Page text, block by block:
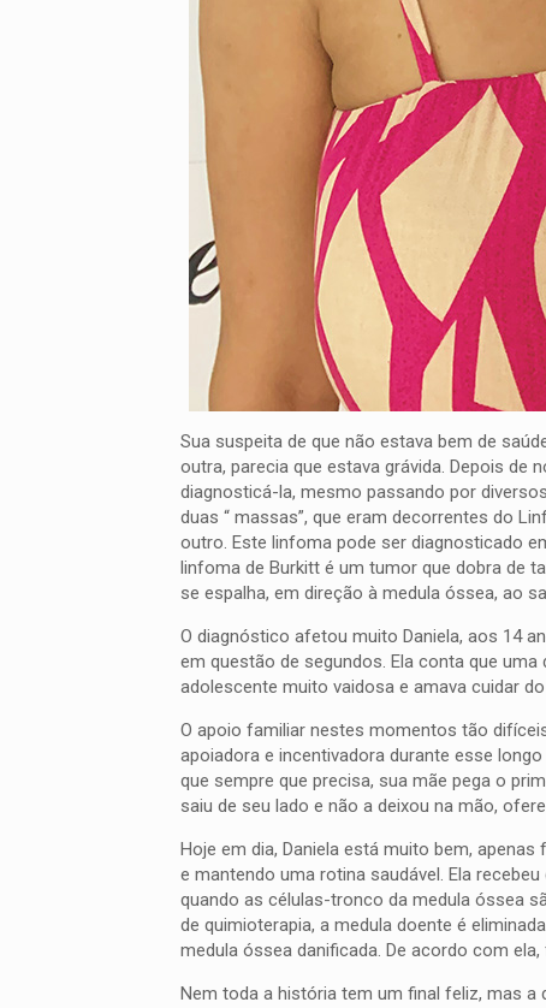
Sua suspeita de que não estava bem de
outra, parecia que estava grávida. Depois
diagnosticá-la, mesmo passando por
duas “ massas”, que eram decorrentes do
outro. Este linfoma pode ser diagnosticado
linfoma de Burkitt é um tumor que dobra de
se espalha, em direção à medula óssea, ao
O diagnóstico afetou muito Daniela, aos 14
em questão de segundos. Ela conta que
adolescente muito vaidosa e amava cuidar
O apoio familiar nestes momentos tão
apoiadora e incentivadora durante esse
que sempre que precisa, sua mãe pega o
saiu de seu lado e não a deixou na mão,
Hoje em dia, Daniela está muito bem,
e mantendo uma rotina saudável. Ela
quando as células-tronco da medula óssea
de quimioterapia, a medula doente é
medula óssea danificada. De acordo com
Nem toda a história tem um final feliz, mas a